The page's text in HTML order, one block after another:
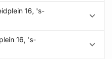
16, 's-
16, 's-